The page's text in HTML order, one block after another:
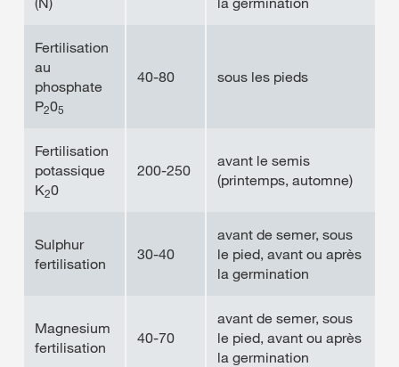
Fertilisation
au
phosphate
P205
40-80 sous les pieds
Fertilisation
potassique
K20
200-250
avant le semis
(printemps, automne)
Sulphur
fertilisation
30-40
avant de semer, sous
le pied, avant ou après
la germination
Magnesium
fertilisation
40-70
avant de semer, sous
le pied, avant ou après
la germination